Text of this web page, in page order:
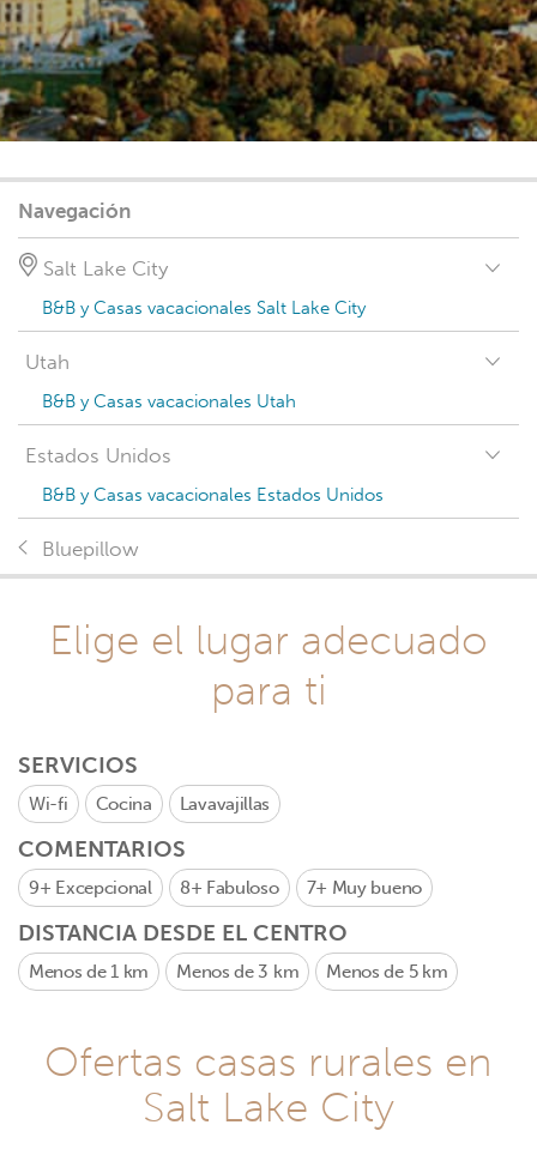
Navegación
Salt Lake City
B&B y Casas vacacionales Salt Lake City
Utah
B&B y Casas vacacionales Utah
Estados Unidos
B&B y Casas vacacionales Estados Unidos
Bluepillow
Elige el lugar adecuado
para ti
SERVICIOS
Wi-fi Cocina Lavavajillas
COMENTARIOS
9+ Excepcional 8+ Fabuloso 7+ Muy bueno
DISTANCIA DESDE EL CENTRO
Menos de 1 km Menos de 3 km Menos de 5 km
Ofertas casas rurales en
Salt Lake City